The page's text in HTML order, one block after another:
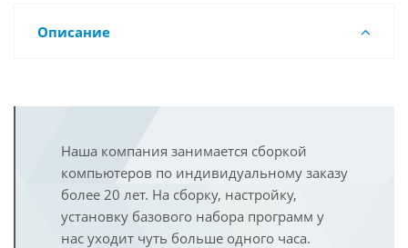
Описание
Наша компания занимается сборкой
компьютеров по индивидуальному заказу
более 20 лет. На сборку, настройку,
установку базового набора программ у
нас уходит чуть больше одного часа.